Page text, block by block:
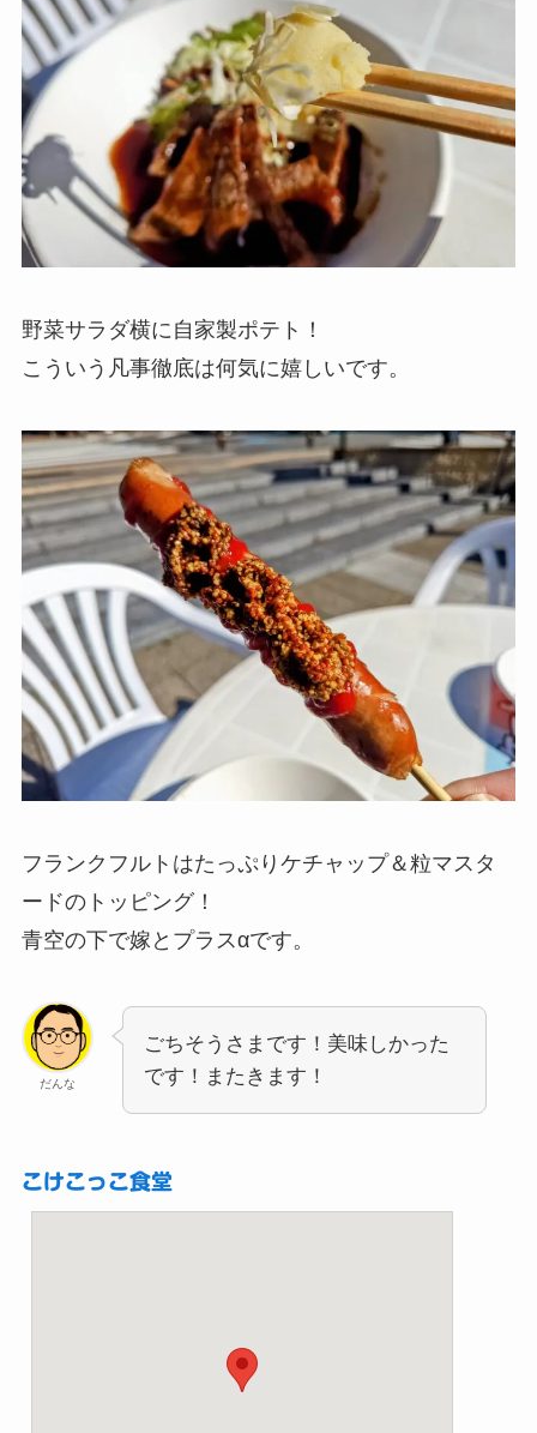
野菜サラダ横に自家製ポテト！
こういう凡事徹底は何気に嬉しいです。
フランクフルトはたっぷりケチャップ＆粒マスタ
ードのトッピング！
青空の下で嫁とプラスαです。
だんな
ごちそうさまです！美味しかった
です！またきます！
こけこっこ食堂